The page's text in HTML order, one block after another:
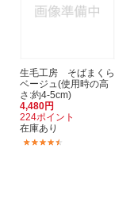
生毛工房 そばまくら
ベージュ(使用時の高
さ:約4-5cm)
4,480円
224ポイント
在庫あり